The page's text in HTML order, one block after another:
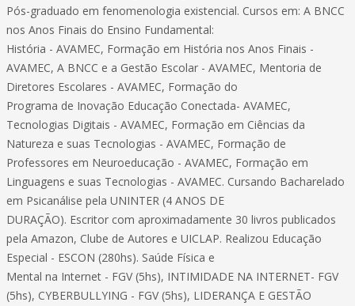
Pós-graduado em fenomenologia existencial. Cursos em: A BNCC
nos Anos Finais do Ensino Fundamental:
História - AVAMEC, Formação em História nos Anos Finais -
AVAMEC, A BNCC e a Gestão Escolar - AVAMEC, Mentoria de
Diretores Escolares - AVAMEC, Formação do
Programa de Inovação Educação Conectada- AVAMEC,
Tecnologias Digitais - AVAMEC, Formação em Ciências da
Natureza e suas Tecnologias - AVAMEC, Formação de
Professores em Neuroeducação - AVAMEC, Formação em
Linguagens e suas Tecnologias - AVAMEC. Cursando Bacharelado
em Psicanálise pela UNINTER (4 ANOS DE
DURAÇÃO). Escritor com aproximadamente 30 livros publicados
pela Amazon, Clube de Autores e UICLAP. Realizou Educação
Especial - ESCON (280hs). Saúde Física e
Mental na Internet - FGV (5hs), INTIMIDADE NA INTERNET- FGV
(5hs), CYBERBULLYING - FGV (5hs), LIDERANÇA E GESTÃO